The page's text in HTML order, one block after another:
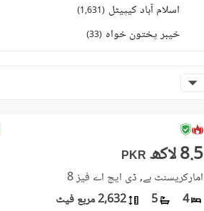
اسلام آباد کیپیٹل (
1,631
)
خیبر پختون خواہ (
33
)
PKR 8.5 لاکھ
امارکریسنٹ بے, ڈی ایچ اے فیز 8
4
5 2,632 مربع فیٹ